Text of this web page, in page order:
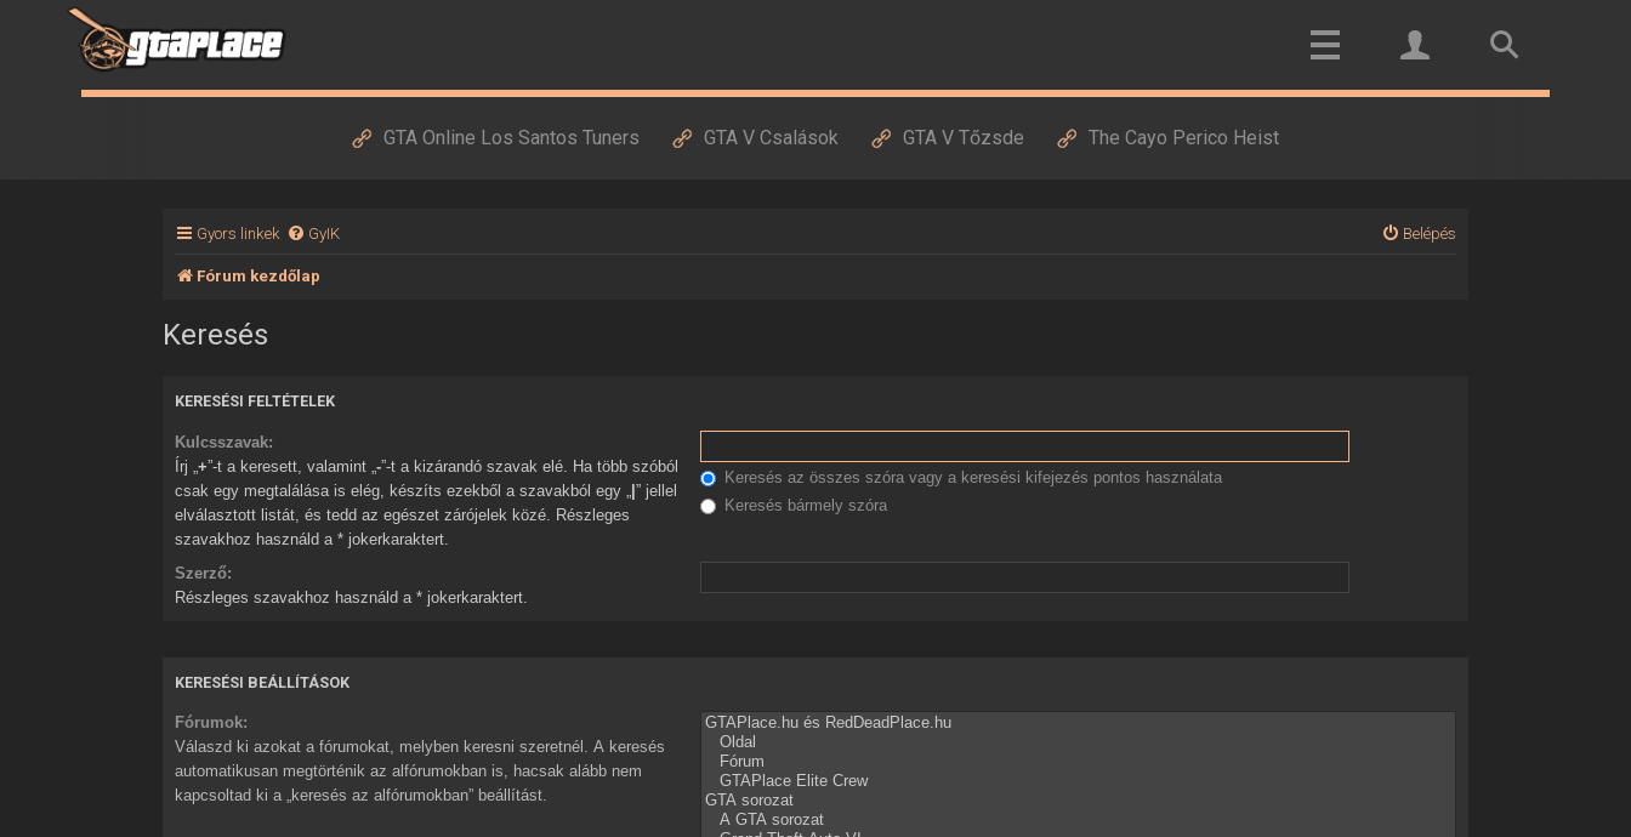
GTA Online Los Santos Tuners GTA V Csalások GTA V Tőzsde The Cayo Perico Heist
Gyors linkek GyIK Belépés
Fórum kezdőlap
Keresés
KERESÉSI FELTÉTELEK
Kulcsszavak:
Írj „+”-t a keresett, valamint „-”-t a kizárandó szavak elé. Ha több szóból
csak egy megtalálása is elég, készíts ezekből a szavakból egy „
|” jellel
elválasztott listát, és tedd az egészet zárójelek közé. Részleges
szavakhoz használd a * jokerkaraktert.
Keresés az összes szóra vagy a keresési kifejezés pontos használata
Keresés bármely szóra
Szerző:
Részleges szavakhoz használd a * jokerkaraktert.
KERESÉSI BEÁLLÍTÁSOK
Fórumok:
Válaszd ki azokat a fórumokat, melyben keresni szeretnél. A keresés
automatikusan megtörténik az alfórumokban is, hacsak alább nem
kapcsoltad ki a „keresés az alfórumokban” beállítást.